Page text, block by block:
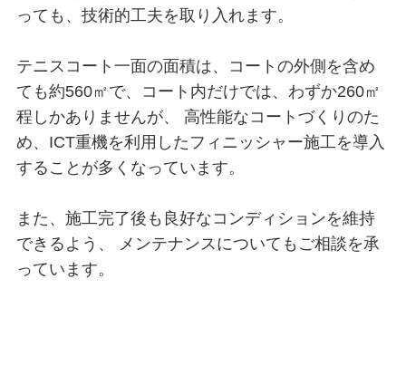
っても、技術的工夫を取り入れます。
テニスコート一面の面積は、コートの外側を含め
ても約560㎡で、コート内だけでは、わずか260㎡
程しかありませんが、 高性能なコートづくりのた
め、ICT重機を利用したフィニッシャー施工を導入
することが多くなっています。
また、施工完了後も良好なコンディションを維持
できるよう、 メンテナンスについてもご相談を承
っています。